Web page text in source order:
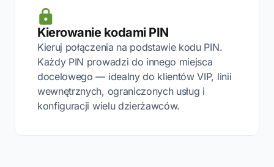
Kierowanie kodami PIN
Kieruj połączenia na podstawie kodu PIN.
Każdy PIN prowadzi do innego miejsca
docelowego — idealny do klientów VIP, linii
wewnętrznych, ograniczonych usług i
konfiguracji wielu dzierżawców.